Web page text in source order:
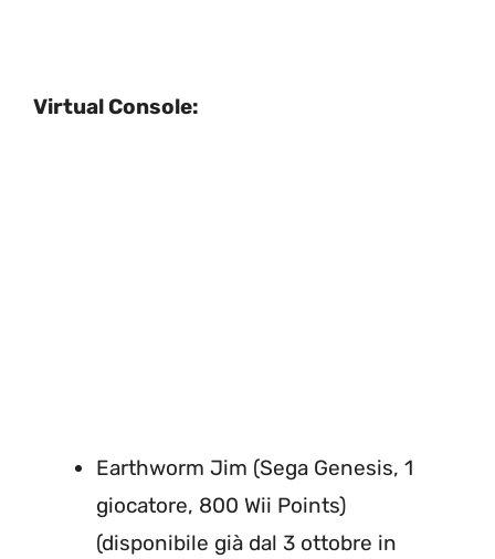
Virtual Console:
Earthworm Jim (Sega Genesis, 1
giocatore, 800 Wii Points)
(disponibile già dal 3 ottobre in